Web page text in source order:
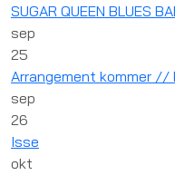
SUGAR QUEEN BLUES
sep
25
Arrangement kommer //
sep
26
Isse
okt